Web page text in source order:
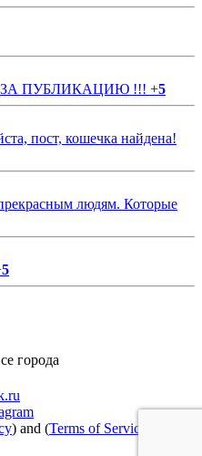
ПУБЛИКАЦИЮ !!! +5
пост, кошечка найдена!
людям. Которые
5
города
) and (Terms of Service